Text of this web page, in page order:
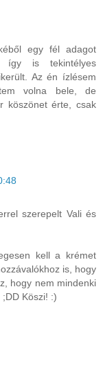
egy fél adagot
így is tekintélyes
Az én ízlésem
volna bele, de
köszönet érte, csak
szerepelt Vali és
kell a krémet
is, hogy
hogy nem mindenki
Köszi! :)